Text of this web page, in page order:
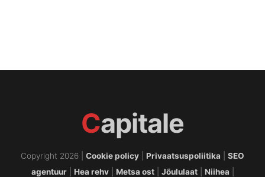
Capitale
Copyright 2026 | Cookie policy Privaatsuspoliitika
SEO
agentuur| Hea rehv| Metsa ost| Jõululaat| Niihea